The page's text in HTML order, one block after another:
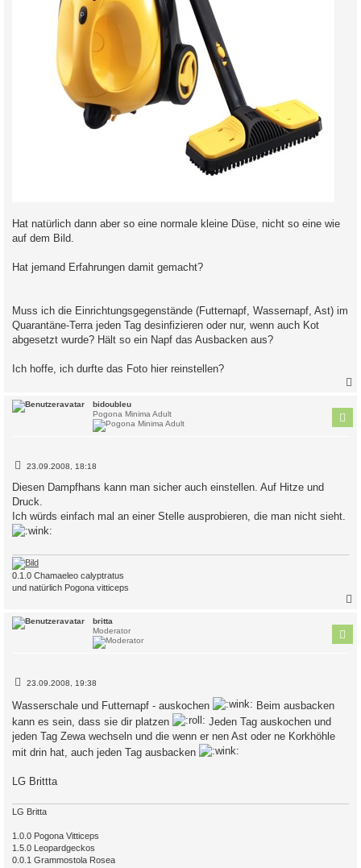
Hat natürlich dann aber so eine normale kleine Düse, nicht so eine wie
auf dem Bild.
Hat jemand Erfahrungen damit gemacht?
Muss ich die Einrichtungsgegenstände (Futternapf, Wassernapf, Ast) im
Quarantäne-Terra jeden Tag desinfizieren oder nur, wenn auch Kot
abgesetzt wurde? Hält so ein Napf das Ausbacken aus?
Ich hoffe, ich durfte das Foto hier reinstellen?
bidoubleu
Pogona Minima Adult
B
t
r
g
23.09.2008, 18:18
Diesen Dampfhans kann man sicher auch einstellen. Auf Hitze und
Druck.
Ich würds einfach mal an einer Stelle ausprobieren, die man nicht sieht.
0.1.0 Chamaeleo calyptratus
und natürlich Pogona vitticeps
britta
Moderator
B
t
r
g
23.09.2008, 19:38
Wasserschale und Futternapf - auskochen
Beim ausbacken
kann es sein, dass sie dir platzen
Jeden Tag auskochen und
jeden Tag Zewa wechseln und die wenn er nen Ast oder ne Korkhöhle
mit drin hat, auch jeden Tag ausbacken
LG Brittta
LG Britta
1.0.0 Pogona Vitticeps
1.5.0 Leopardgeckos
0.0.1 Grammostola Rosea